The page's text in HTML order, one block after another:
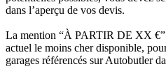
dans l’aperçu de vos devis.
La mention “À PARTIR DE XX
actuel le moins cher disponible,
garages référencés sur Autobutler